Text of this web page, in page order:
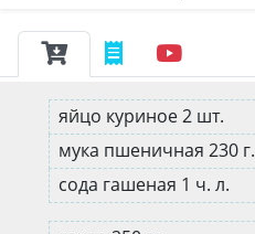
яйцо куриное 2 шт.
мука пшеничная 230 г.
сода гашеная 1 ч. л.